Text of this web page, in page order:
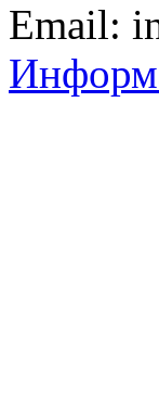
Email: